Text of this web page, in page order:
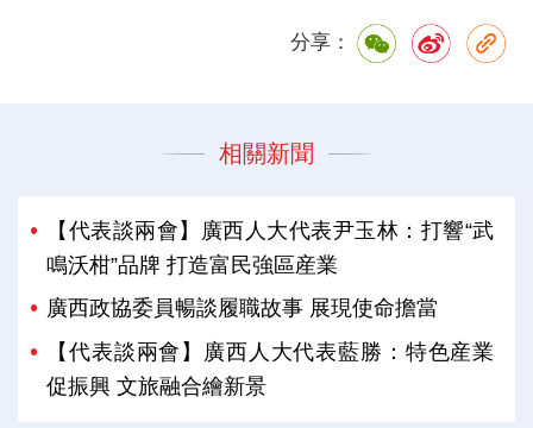
分享：
相關新聞
【代表談兩會】廣西人大代表尹玉林：打響“武
鳴沃柑”品牌 打造富民強區産業
廣西政協委員暢談履職故事 展現使命擔當
【代表談兩會】廣西人大代表藍勝：特色産業
促振興 文旅融合繪新景